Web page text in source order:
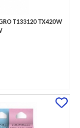
T133120 TX420W